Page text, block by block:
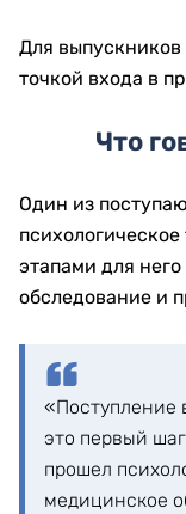
Для
точкой входа в
Что
Один из
этапами для
обследование и
«Поступление
это первый
прошел
медицинское